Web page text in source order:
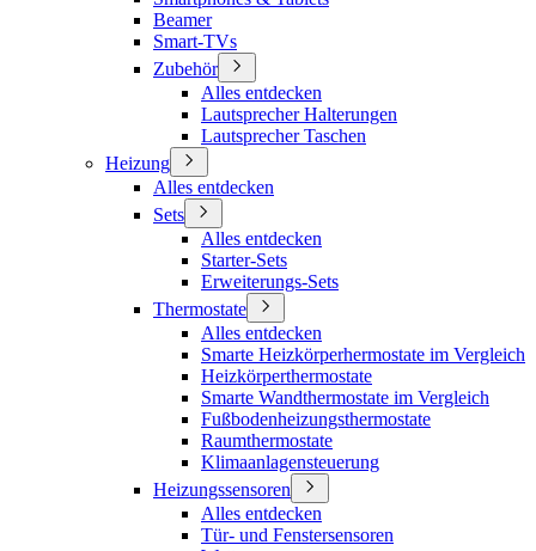
Beamer
Smart-TVs
Zubehör
Alles entdecken
Lautsprecher Halterungen
Lautsprecher Taschen
Heizung
Alles entdecken
Sets
Alles entdecken
Starter-Sets
Erweiterungs-Sets
Thermostate
Alles entdecken
Smarte Heizkörperhermostate im Vergleich
Heizkörperthermostate
Smarte Wandthermostate im Vergleich
Fußbodenheizungsthermostate
Raumthermostate
Klimaanlagensteuerung
Heizungssensoren
Alles entdecken
Tür- und Fenstersensoren